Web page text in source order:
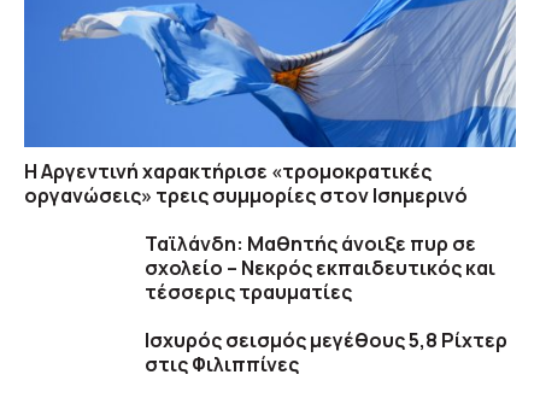
Η Αργεντινή χαρακτήρισε «τρομοκρατικές
οργανώσεις» τρεις συμμορίες στον Ισημερινό
Ταϊλάνδη: Μαθητής άνοιξε πυρ σε
σχολείο – Νεκρός εκπαιδευτικός και
τέσσερις τραυματίες
Ισχυρός σεισμός μεγέθους 5,8 Ρίχτερ
στις Φιλιππίνες